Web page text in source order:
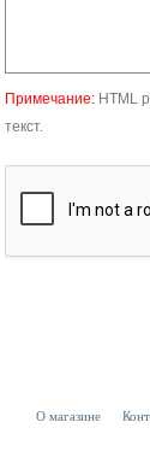
Примечание: HTML
текст.
О магазине